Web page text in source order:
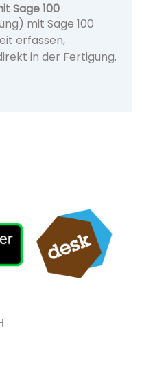
Sage 100
mit Sage 100
erfassen,
in der Fertigung.